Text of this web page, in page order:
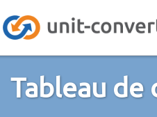
Tableau de